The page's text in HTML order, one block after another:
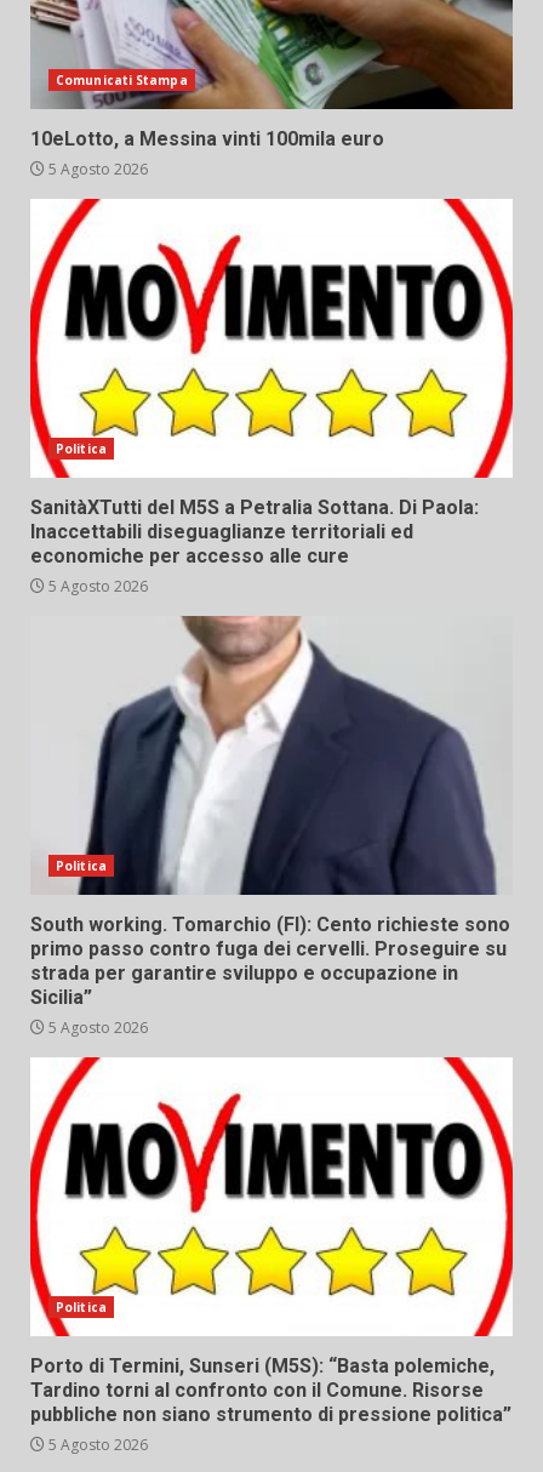
Comunicati Stampa
10eLotto, a Messina vinti 100mila euro
5 Agosto 2026
Politica
SanitàXTutti del M5S a Petralia Sottana. Di Paola:
Inaccettabili diseguaglianze territoriali ed
economiche per accesso alle cure
5 Agosto 2026
Politica
South working. Tomarchio (FI): Cento richieste sono
primo passo contro fuga dei cervelli. Proseguire su
strada per garantire sviluppo e occupazione in
Sicilia”
5 Agosto 2026
Politica
Porto di Termini, Sunseri (M5S): “Basta polemiche,
Tardino torni al confronto con il Comune. Risorse
pubbliche non siano strumento di pressione politica”
5 Agosto 2026